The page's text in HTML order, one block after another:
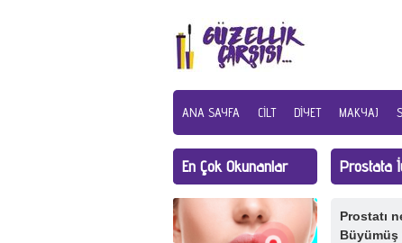
ANA SAYFA CILT DIYET MAKYAJ
Prostata
Prostatı
Büyümüş
En Çok Okunanlar